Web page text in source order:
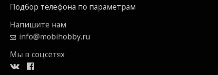
Подбор телефона по параметрам
Напишите нам
info@mobihobby.ru
Мы в соцсетях